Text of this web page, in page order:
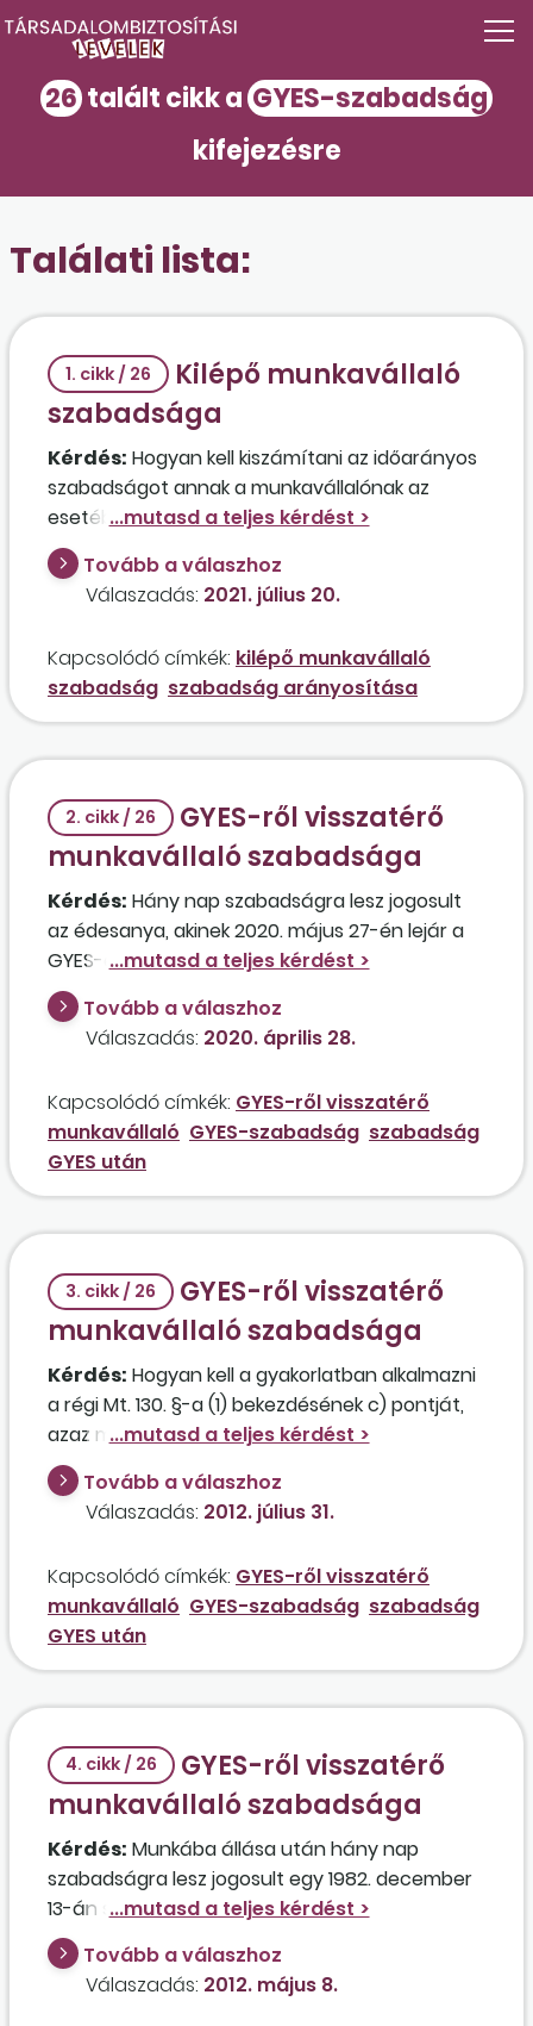
26 talált cikk a GYES-szabadság
kifejezésre
Találati lista:
1. cikk / 26
Kilépő munkavállaló
szabadsága
Kérdés: Hogyan kell kiszámítani az időarányos
szabadságot annak a munkavállalónak az
esetében, aki 25 nap alapszabadsággal,
valamint 7 nap pótszabadsággal rendelkezik, és
a munkaviszonya 2021. június 15-én megszűnt?
Össze kell adni az alap- és a pótszabadságot,
kiszámítani az arányos napokat? A két
számítási módszerrel különböző eredmények
jönnek ki a kerekítés szabályai szerint.
Tovább a válaszhoz
Válaszadás: 2021. július 20.
Kapcsolódó címkék: kilépő munkavállaló
szabadság szabadság arányosítása
2. cikk / 26
GYES-ről visszatérő
munkavállaló szabadsága
Kérdés: Hány nap szabadságra lesz jogosult
az édesanya, akinek 2020. május 27-én lejár a
GYES-e, ha május 28-án visszamegy dolgozni?
A munkavállaló 1981-ben született, 2011.
szeptember 1-jétől, első gyermeke születése
óta van otthon, és azóta CSED-ben, GYED-ben,
ki szabadságot.
Tovább a válaszhoz
Válaszadás: 2020. április 28.
Kapcsolódó címkék: GYES-ről visszatérő
munkavállaló GYES-szabadság szabadság
GYES után
3. cikk / 26
GYES-ről visszatérő
munkavállaló szabadsága
Kérdés: Hogyan kell a gyakorlatban alkalmazni
a régi Mt. 130. §-a (1) bekezdésének c) pontját,
azaz mikortól jár a gyermek gondozása vagy
ápolása miatt kapott fizetés nélküli szabadság
első hat hónapjára és nem az első évére a
szabadság? Hogyan kell kiszámítani a
esetében, aki 2012. április 1-jén tér vissza a
GYES-ről dolgozni?
Tovább a válaszhoz
Válaszadás: 2012. július 31.
Kapcsolódó címkék: GYES-ről visszatérő
munkavállaló GYES-szabadság szabadság
GYES után
4. cikk / 26
GYES-ről visszatérő
munkavállaló szabadsága
Kérdés: Munkába állása után hány nap
szabadságra lesz jogosult egy 1982. december
13-án született munkavállaló, aki eddig fizetés
nélküli szabadságon volt 2009. május 27-én
született gyermekével, és 2012. május végén
visszamegy dolgozni a munkáltatójához, ahol
Tovább a válaszhoz
Válaszadás: 2012. május 8.